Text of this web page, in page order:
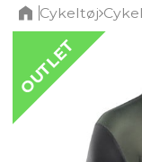
Cykeltøj
OUTLET